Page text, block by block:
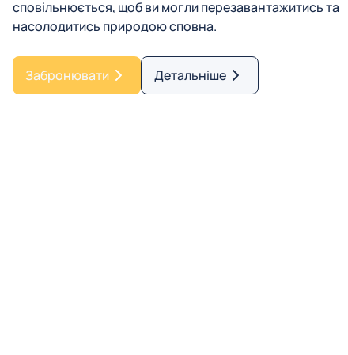
сповільнюється, щоб ви могли перезавантажитись та
насолодитись природою сповна.
Забронювати Детальніше